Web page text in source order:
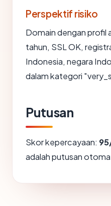
Perspektif risiko
Domain dengan profil
tahun, SSL OK,
Indonesia, negara
dalam kategori
Putusan
Skor kepercayaan:
adalah putusan